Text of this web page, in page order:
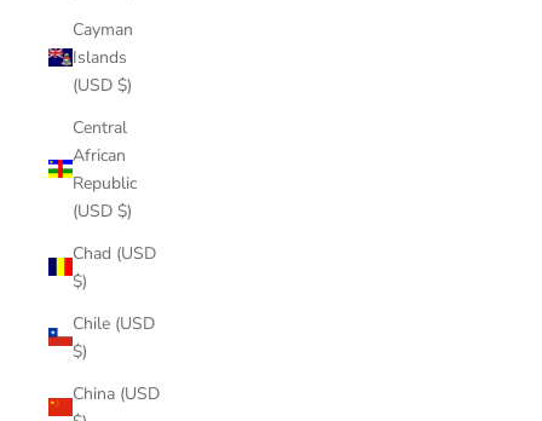
Cayman
Islands
(USD $)
Central
African
Republic
(USD $)
Chad (USD
$)
Chile (USD
$)
China (USD